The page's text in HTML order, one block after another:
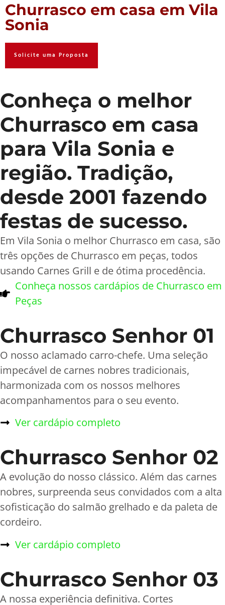
Churrasco em casa em Vila
Sonia
Solicite uma Proposta
Conheça o melhor
Churrasco em casa
para Vila Sonia e
região. Tradição,
desde 2001 fazendo
festas de sucesso.
Em Vila Sonia o melhor Churrasco em casa, são
três opções de Churrasco em peças, todos
usando Carnes Grill e de ótima procedência.
Conheça nossos cardápios de Churrasco em
Peças
Churrasco Senhor 01
O nosso aclamado carro-chefe. Uma seleção
impecável de carnes nobres tradicionais,
harmonizada com os nossos melhores
acompanhamentos para o seu evento.
Ver cardápio completo
Churrasco Senhor 02
A evolução do nosso clássico. Além das carnes
nobres, surpreenda seus convidados com a alta
sofisticação do salmão grelhado e da paleta de
cordeiro.
Ver cardápio completo
Churrasco Senhor 03
A nossa experiência definitiva. Cortes